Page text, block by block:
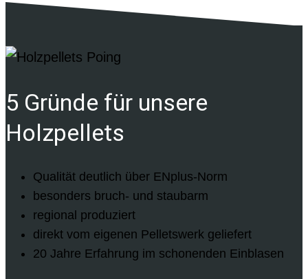
5 Gründe für unsere
Holzpellets
Qualität deutlich über ENplus-Norm
besonders bruch- und staubarm
regional produziert
direkt vom eigenen Pelletswerk geliefert
20 Jahre Erfahrung im schonenden Einblasen